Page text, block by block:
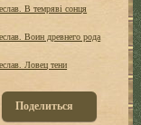
В темряві сонця
Воин древнего рода
Ловец тени
Поделиться